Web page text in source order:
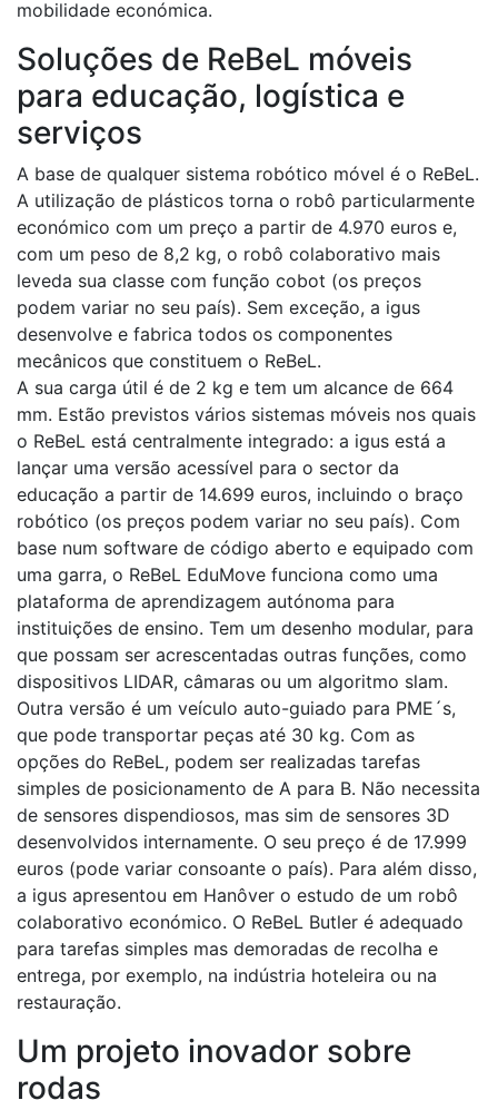
mobilidade económica.
Soluções de ReBeL móveis
para educação, logística e
serviços
A base de qualquer sistema robótico móvel é o ReBeL.
A utilização de plásticos torna o robô particularmente
económico com um preço a partir de 4.970 euros e,
com um peso de 8,2 kg, o robô colaborativo mais
leveda sua classe com função cobot (os preços
podem variar no seu país). Sem exceção, a igus
desenvolve e fabrica todos os componentes
mecânicos que constituem o ReBeL.
A sua carga útil é de 2 kg e tem um alcance de 664
mm. Estão previstos vários sistemas móveis nos quais
o ReBeL está centralmente integrado: a igus está a
lançar uma versão acessível para o sector da
educação a partir de 14.699 euros, incluindo o braço
robótico (os preços podem variar no seu país). Com
base num software de código aberto e equipado com
uma garra, o ReBeL EduMove funciona como uma
plataforma de aprendizagem autónoma para
instituições de ensino. Tem um desenho modular, para
que possam ser acrescentadas outras funções, como
dispositivos LIDAR, câmaras ou um algoritmo slam.
Outra versão é um veículo auto-guiado para PME´s,
que pode transportar peças até 30 kg. Com as
opções do ReBeL, podem ser realizadas tarefas
simples de posicionamento de A para B. Não necessita
de sensores dispendiosos, mas sim de sensores 3D
desenvolvidos internamente. O seu preço é de 17.999
euros (pode variar consoante o país). Para além disso,
a igus apresentou em Hanôver o estudo de um robô
colaborativo económico. O ReBeL Butler é adequado
para tarefas simples mas demoradas de recolha e
entrega, por exemplo, na indústria hoteleira ou na
restauração.
Um projeto inovador sobre
rodas